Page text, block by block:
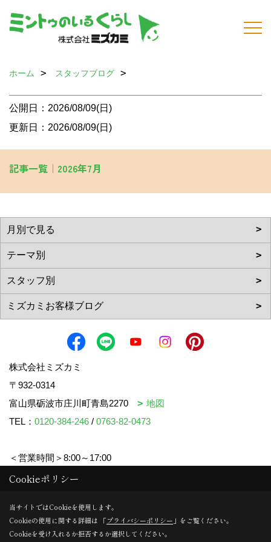
ホーム スタッフブログ
公開日：2026/08/09(日)
更新日：2026/08/09(日)
記事一覧｜2026年7月
株式会社ミズカミ
〒932-0314
富山県砺波市庄川町青島2270
地図
TEL： 0120-384-246 / 0763-82-0473
＜営業時間＞8:00～17:00
＜定休日＞水曜日・祝日
Copyright (c) mizukami. All Rights Reserved.
Cookieポリシー
当サイトではCookieを使用します。
Cookieの使用に関する詳細は 「プライバシーポリシー 」をご覧ください。
Cookieを受け入れるか拒否するか選択してください。